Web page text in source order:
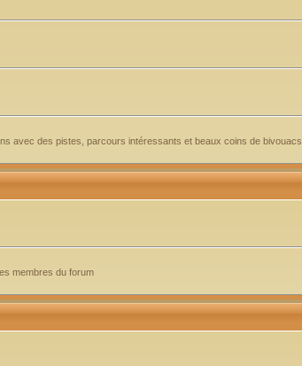
avec des pistes, parcours intéressants et beaux coins de bivouacs
membres du forum